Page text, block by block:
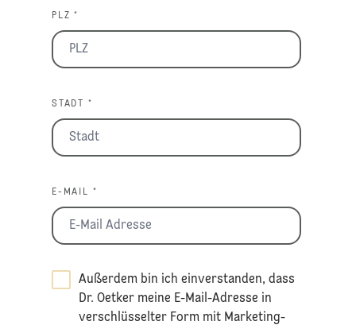
PLZ *
STADT *
E-MAIL *
Außerdem bin ich einverstanden, dass
Dr. Oetker meine E-Mail-Adresse in
verschlüsselter Form mit Marketing-